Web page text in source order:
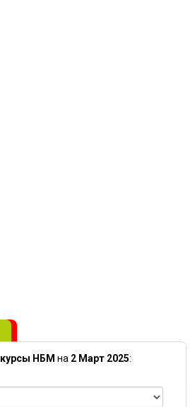
курсы НБМ на 2 Март 2025: